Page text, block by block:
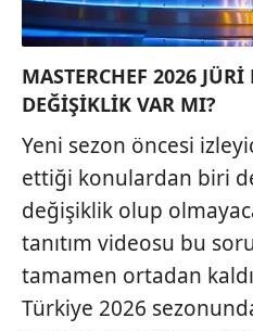
MASTERCHEF 2026
DEĞİŞİKLİK VAR MI?
Yeni sezon öncesi
ettiği konulardan biri
değişiklik olup
tanıtım videosu bu
tamamen ortadan
Türkiye 2026